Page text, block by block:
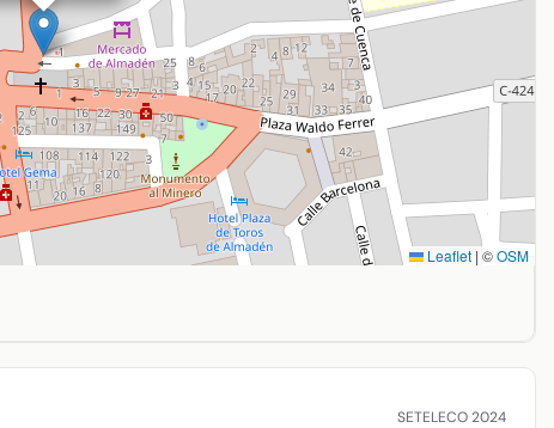
Leaflet | ©OSM
Coordenadas: latitud 38.775935, longitud -4.831736. Código
SETELECO 2024